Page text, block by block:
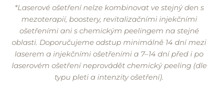
*Laserové ošetření nelze kombinovat ve stejný den s
mezoterapií, boostery, revitalizačními injekčními
ošetřeními ani s chemickým peelingem na stejné
oblasti. Doporučujeme odstup minimálně 14 dní mezi
laserem a injekčními ošetřeními a 7–14 dní před i po
laserovém ošetření neprovádět chemický peeling (dle
typu pleti a intenzity ošetření).